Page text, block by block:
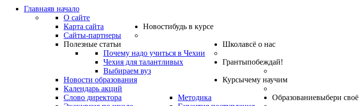
Главнаяв начало
О сайте
Карта сайта
Сайты-партнеры
Новостибудь в курсе
Полезные статьи
Почему надо учиться в Чехии
Чехия для талантливых
Выбираем вуз
Новости образования
Календарь акций
Школавсё о нас
Слово директора
Методика
Грантыпобеждай!
Курсычему научим
Образованиевыбери своё